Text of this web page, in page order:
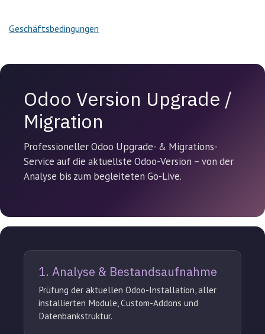
Geschäftsbedingungen
Odoo Version Upgrade /
Migration
Professioneller Odoo Upgrade- & Migrations-
Service auf die aktuellste Odoo-Version – von der
Analyse bis zum begleiteten Go-Live.
1. Analyse & Bestandsaufnahme
Prüfung der aktuellen Odoo-Installation, aller
installierten Module, Custom-Addons und
Datenbankstruktur.